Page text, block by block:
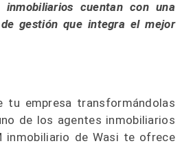
cuentan con una
gestión que integra el mejor
tu empresa transformándolas
de los agentes inmobiliarios
inmobiliario de Wasi te ofrece